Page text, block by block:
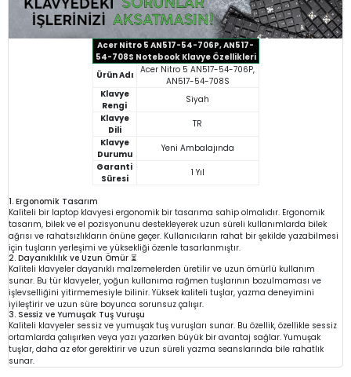
Acer Nitro 5 AN517-54-706P, AN517-
54-708S Notebook Klavye Özellikleri
Ürün Adı
Acer Nitro 5 AN517-54-706P,
AN517-54-708S
Klavye
Rengi
Siyah
Klavye
Dili
TR
Klavye
Durumu
Yeni Ambalajında
Garanti
Süresi
1 Yıl
1. Ergonomik Tasarım
Kaliteli bir laptop klavyesi ergonomik bir tasarıma sahip olmalıdır. Ergonomik
tasarım, bilek ve el pozisyonunu destekleyerek uzun süreli kullanımlarda bilek
ağrısı ve rahatsızlıkların önüne geçer. Kullanıcıların rahat bir şekilde yazabilmesi
için tuşların yerleşimi ve yüksekliği özenle tasarlanmıştır.
2. Dayanıklılık ve Uzun Ömür ⏳
Kaliteli klavyeler dayanıklı malzemelerden üretilir ve uzun ömürlü kullanım
sunar. Bu tür klavyeler, yoğun kullanıma rağmen tuşlarının bozulmaması ve
işlevselliğini yitirmemesiyle bilinir. Yüksek kaliteli tuşlar, yazma deneyimini
iyileştirir ve uzun süre boyunca sorunsuz çalışır.
3. Sessiz ve Yumuşak Tuş Vuruşu
Kaliteli klavyeler sessiz ve yumuşak tuş vuruşları sunar. Bu özellik, özellikle sessiz
ortamlarda çalışırken veya yazı yazarken büyük bir avantaj sağlar. Yumuşak
tuşlar, daha az efor gerektirir ve uzun süreli yazma seanslarında bile rahatlık
sunar.